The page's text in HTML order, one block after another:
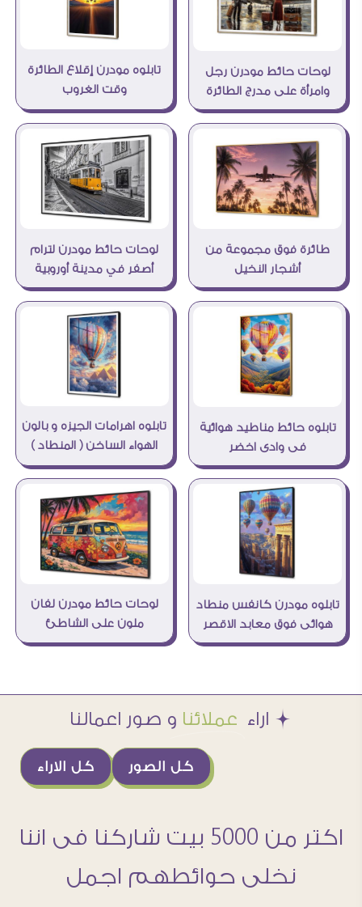
لوحات حائط مودرن رجل
وامرأة على مدرج الطائرة
تابلوه مودرن إقلاع الطائرة
وقت الغروب
طائرة فوق مجموعة من
أشجار النخيل
لوحات حائط مودرن لترام
أصفر في مدينة أوروبية
تابلوه حائط مناطيد هوائية
فى وادى اخضر
تابلوه اهرامات الجيزه و بالون
الهواء الساخن ( المنطاد )
تابلوه مودرن كانفس منطاد
هوائى فوق معابد الاقصر
لوحات حائط مودرن لفان
ملون على الشاطئ
Æ اراء عملائنا و صور اعمالنا
كل الاراء كل الصور
اكتر من 5000 بيت شاركنا فى اننا
نخلى حوائطهم اجمل